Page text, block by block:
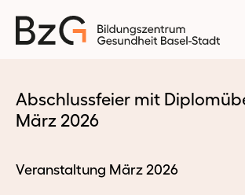
Abschlussfeier mit
März 2026
Veranstaltung März 2026